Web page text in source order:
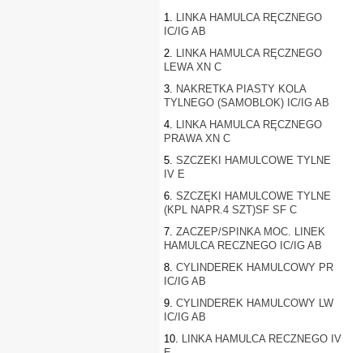
1. LINKA HAMULCA RĘCZNEGO
IC/IG AB
2. LINKA HAMULCA RĘCZNEGO
LEWA XN C
3. NAKRETKA PIASTY KOLA
TYLNEGO (SAMOBLOK) IC/IG AB
4. LINKA HAMULCA RĘCZNEGO
PRAWA XN C
5. SZCZEKI HAMULCOWE TYLNE
IV E
6. SZCZĘKI HAMULCOWE TYLNE
(KPL NAPR.4 SZT)SF SF C
7. ZACZEP/SPINKA MOC. LINEK
HAMULCA RECZNEGO IC/IG AB
8. CYLINDEREK HAMULCOWY PR
IC/IG AB
9. CYLINDEREK HAMULCOWY LW
IC/IG AB
10. LINKA HAMULCA RECZNEGO IV